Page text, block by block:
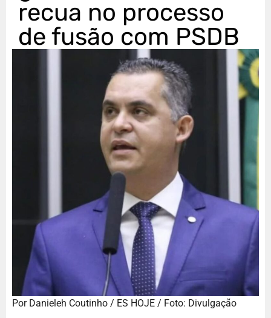
recua no processo
de fusão com PSDB
Por Danieleh Coutinho / ES HOJE / Foto: Divulgação